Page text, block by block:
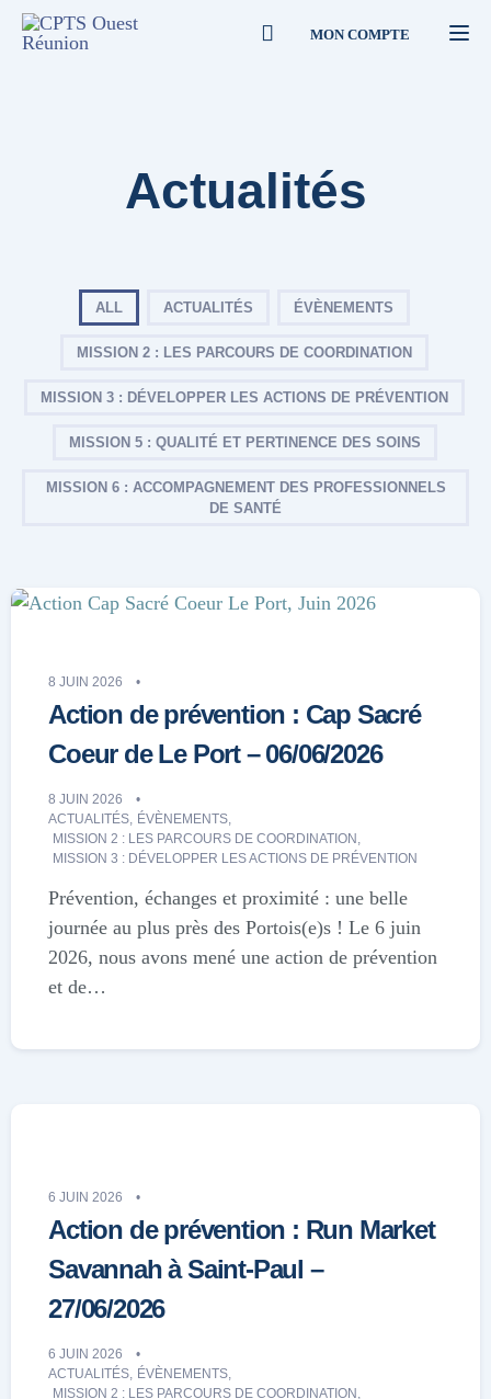
MON COMPTE
Actualités
ALL ACTUALITÉS ÉVÈNEMENTS
MISSION 2 : LES PARCOURS DE COORDINATION
MISSION 3 : DÉVELOPPER LES ACTIONS DE PRÉVENTION
MISSION 5 : QUALITÉ ET PERTINENCE DES SOINS
MISSION 6 : ACCOMPAGNEMENT DES PROFESSIONNELS
DE SANTÉ
8 JUIN 2026
Action de prévention : Cap Sacré
Coeur de Le Port – 06/06/2026
8 JUIN 2026
ACTUALITÉS, ÉVÈNEMENTS,
MISSION 2 : LES PARCOURS DE COORDINATION ,
MISSION 3 : DÉVELOPPER LES ACTIONS DE PRÉVENTION
Prévention, échanges et proximité : une belle
journée au plus près des Portois(e)s ! Le 6 juin
2026, nous avons mené une action de prévention
et de…
6 JUIN 2026
Action de prévention : Run Market
Savannah à Saint-Paul –
27/06/2026
6 JUIN 2026
ACTUALITÉS ÉVÈNEMENTS
MISSION 2 : LES PARCOURS DE COORDINATION